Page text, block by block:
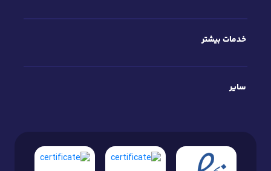
خدمات بیشتر
سایر